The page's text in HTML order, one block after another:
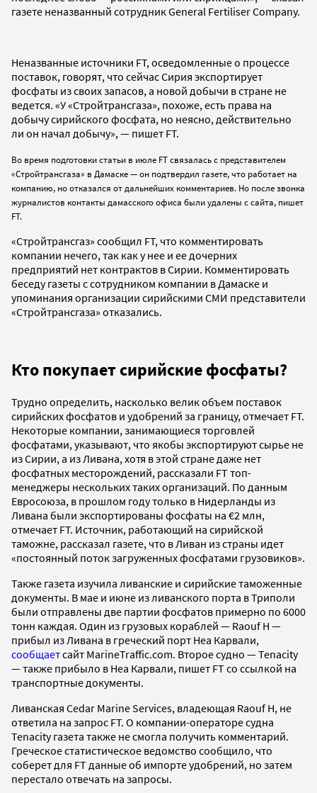
газете неназванный сотрудник General Fertiliser Company.
Неназванные источники FT, осведомленные о процессе
поставок, говорят, что сейчас Сирия экспортирует
фосфаты из своих запасов, а новой добычи в стране не
ведется. «У «Стройтрансгаза», похоже, есть права на
добычу сирийского фосфата, но неясно, действительно
ли он начал добычу», — пишет FT.
Во время подготовки статьи в июле FT связалась с представителем
«Стройтрансгаза» в Дамаске — он подтвердил газете, что работает на
компанию, но отказался от дальнейших комментариев. Но после звонка
журналистов контакты дамасского офиса были удалены с сайта, пишет
FT.
«Стройтрансгаз» сообщил FT, что комментировать
компании нечего, так как у нее и ее дочерних
предприятий нет контрактов в Сирии. Комментировать
беседу газеты с сотрудником компании в Дамаске и
упоминания организации сирийскими СМИ представители
«Стройтрансгаза» отказались.
Кто покупает сирийские фосфаты?
Трудно определить, насколько велик объем поставок
сирийских фосфатов и удобрений за границу, отмечает FT.
Некоторые компании, занимающиеся торговлей
фосфатами, указывают, что якобы экспортируют сырье не
из Сирии, а из Ливана, хотя в этой стране даже нет
фосфатных месторождений, рассказали FT топ-
менеджеры нескольких таких организаций. По данным
Евросоюза, в прошлом году только в Нидерланды из
Ливана были экспортированы фосфаты на €2 млн,
отмечает FT. Источник, работающий на сирийской
таможне, рассказал газете, что в Ливан из страны идет
«постоянный поток загруженных фосфатами грузовиков».
Также газета изучила ливанские и сирийские таможенные
документы. В мае и июне из ливанского порта в Триполи
были отправлены две партии фосфатов примерно по 6000
тонн каждая. Один из грузовых кораблей — Raouf H —
прибыл из Ливана в греческий порт Неа Карвали,
сообщаетсайт MarineTraffic.com. Второе судно — Tenacity
— также прибыло в Неа Карвали, пишет FT со ссылкой на
транспортные документы.
Ливанская Cedar Marine Services, владеющая Raouf H, не
ответила на запрос FT. О компании-операторе судна
Tenacity газета также не смогла получить комментарий.
Греческое статистическое ведомство сообщило, что
соберет для FT данные об импорте удобрений, но затем
перестало отвечать на запросы.